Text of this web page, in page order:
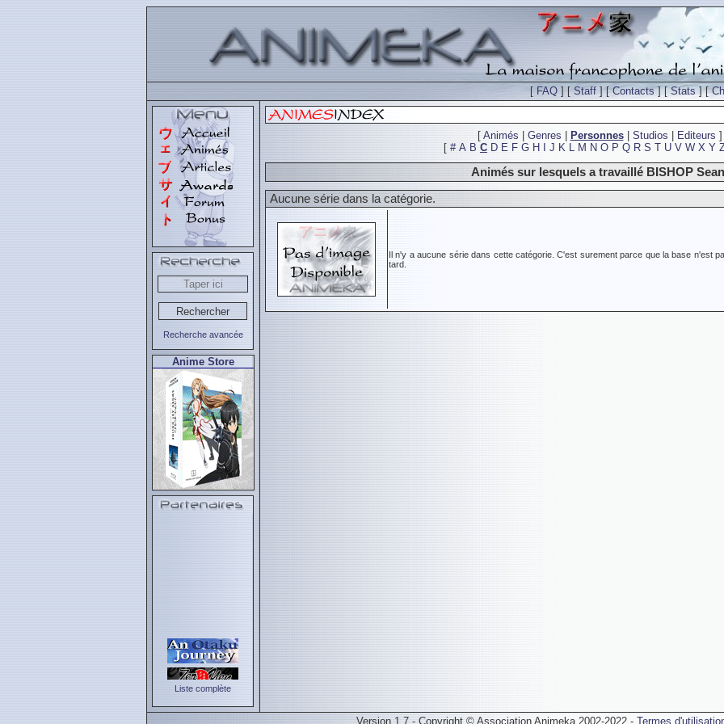
[FAQ ] [Staff ] [Contacts] [Stats] [
Recherche avancée
Anime Store
Liste complète
[ Animés Genres Personnes| Studios Editeurs ]
[ # A B C D E F G H J K L M N O P Q R S T U V W X Y
Animés sur lesquels a travaillé BISHOP Sean
Aucune série dans la catégorie.
Il n'y a aucune série dans cette catégorie. C'est surement parce que la base n'est
tard.
Version 1.7 - Copyright © Association Animeka 2002-2022 - Termes